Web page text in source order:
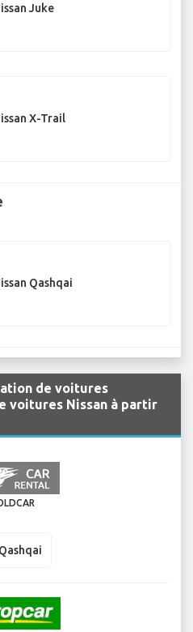
Juke
X-Trail
Qashqai
de voitures
voitures Nissan à partir